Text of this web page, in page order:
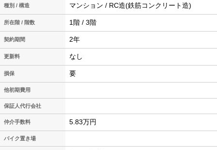
種別 / 構造 マンション / RC造(鉄筋コンクリート造)
所在階 / 階数 1階 / 3階
契約期間 2年
更新料 なし
損保 要
他初期費用
保証人代行会社
仲介手数料 5.83万円
バイク置き場